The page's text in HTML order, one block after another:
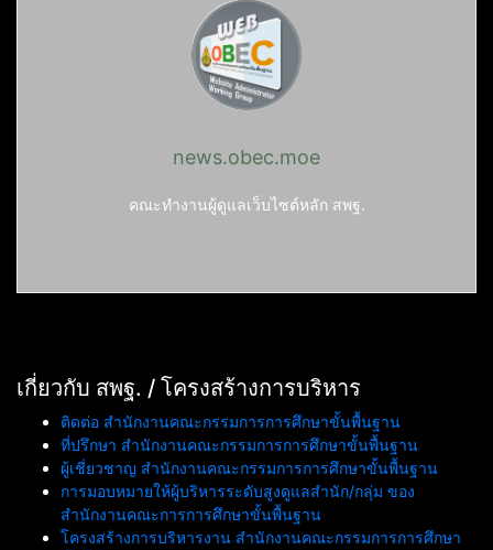
news.obec.moe
คณะทำงานผู้ดูแลเว็บไซต์หลัก สพฐ.
เกี่ยวกับ สพฐ. / โครงสร้างการบริหาร
ติดต่อ สำนักงานคณะกรรมการการศึกษาขั้นพื้นฐาน
ที่ปรึกษา สำนักงานคณะกรรมการการศึกษาขั้นพื้นฐาน
ผู้เชี่ยวชาญ สำนักงานคณะกรรมการการศึกษาขั้นพื้นฐาน
การมอบหมายให้ผู้บริหารระดับสูงดูแลสำนัก/กลุ่ม ของ
สำนักงานคณะการการศึกษาขั้นพื้นฐาน
โครงสร้างการบริหารงาน สำนักงานคณะกรรมการการศึกษา